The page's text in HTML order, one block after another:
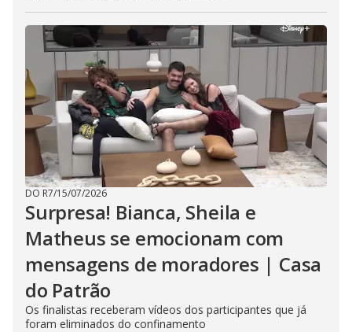
DO R7/15/07/2026
Surpresa! Bianca, Sheila e
Matheus se emocionam com
mensagens de moradores | Casa
do Patrão
Os finalistas receberam vídeos dos participantes que já
foram eliminados do confinamento